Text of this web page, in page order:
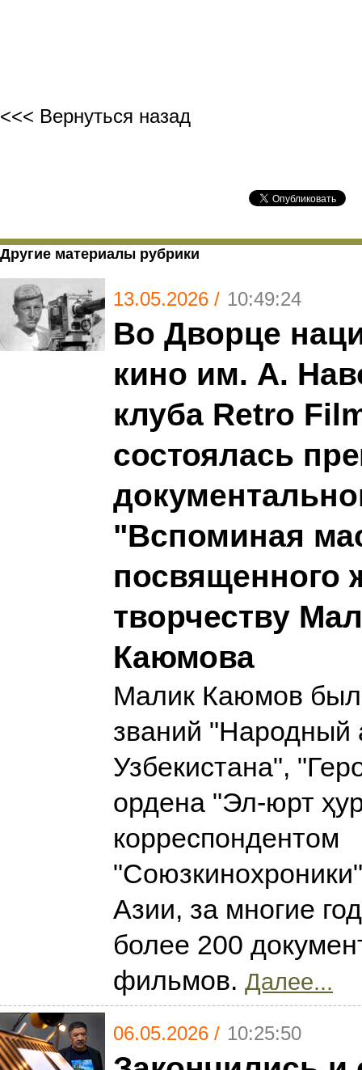
<<< Вернуться назад
Другие материалы рубрики
13.05.2026 / 10:49:24
Во Дворце
кино им. А.
клуба Retro
состоялась
"Вспоминая
посвященного
творчеству
Каюмова
Малик Каюмов
званий "Народный
Узбекистана",
ордена "Эл-юрт
корреспондентом
Азии, за многие
более 200
фильмов. Далее...
06.05.2026 / 10:25:50